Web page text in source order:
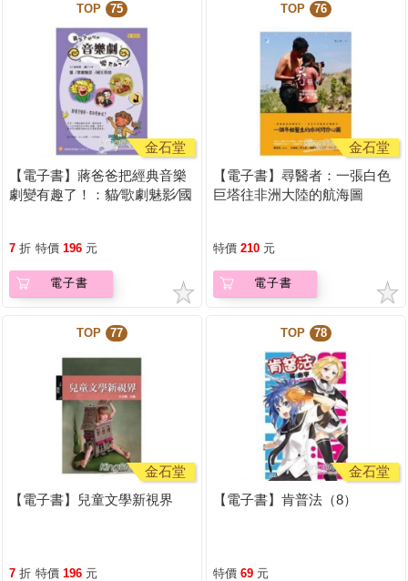
TOP 75
金石堂
【電子書】蔣爸爸把經典音樂
劇變有趣了！：貓∕歌劇魅影∕國
7 折 特價 196 元
電子書
TOP 76
金石堂
【電子書】尋醫者：一張白色
巨塔往非洲大陸的航海圖
特價 210 元
電子書
TOP 77
金石堂
【電子書】兒童文學新視界
7 折 特價 196 元
TOP 78
金石堂
【電子書】肯普法（8）
特價 69 元